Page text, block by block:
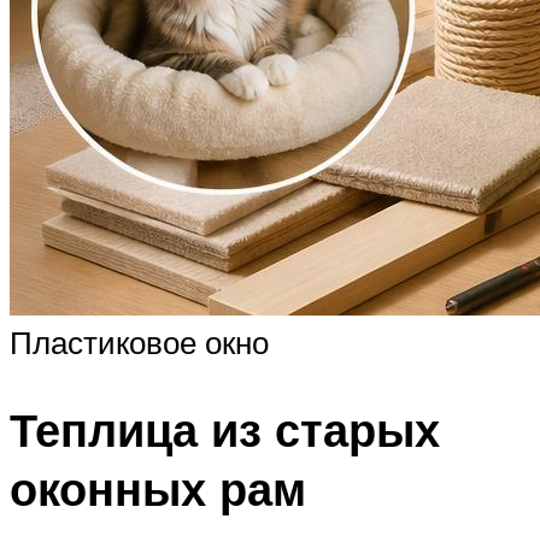
Пластиковое окно
Теплица из старых
оконных рам